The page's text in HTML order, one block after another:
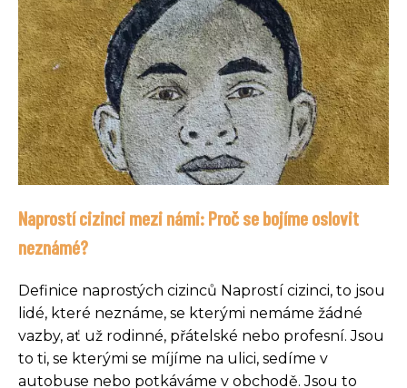
Naprostí cizinci mezi námi: Proč se bojíme oslovit
neznámé?
Definice naprostých cizinců Naprostí cizinci, to jsou
lidé, které neznáme, se kterými nemáme žádné
vazby, ať už rodinné, přátelské nebo profesní. Jsou
to ti, se kterými se míjíme na ulici, sedíme v
autobuse nebo potkáváme v obchodě. Jsou to